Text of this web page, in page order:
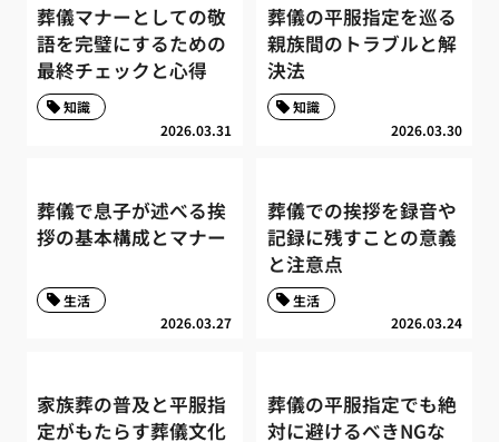
葬儀マナーとしての敬
語を完璧にするための
最終チェックと心得
2026.03.31
知識
葬儀の平服指定を巡る
親族間のトラブルと解
決法
2026.03.30
知識
葬儀で息子が述べる挨
拶の基本構成とマナー
2026.03.27
生活
葬儀での挨拶を録音や
記録に残すことの意義
と注意点
2026.03.24
生活
家族葬の普及と平服指
定がもたらす葬儀文化
葬儀の平服指定でも絶
対に避けるべきNGな